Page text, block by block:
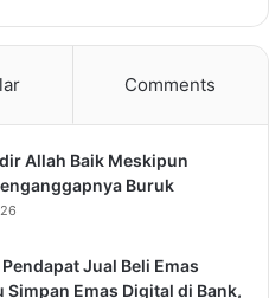
Comments
Allah Baik Meskipun
Buruk
Jual Beli Emas
Simpan Emas Digital di Bank,